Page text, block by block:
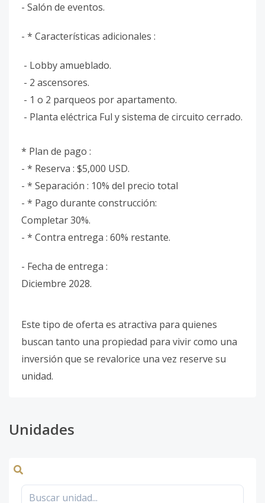
- Salón de eventos.
- * Características adicionales :
- Lobby amueblado.
- 2 ascensores.
- 1 o 2 parqueos por apartamento.
- Planta eléctrica Ful y sistema de circuito cerrado.
* Plan de pago :
- * Reserva : $5,000 USD.
- * Separación : 10% del precio total
- * Pago durante construcción:
Completar 30%.
- * Contra entrega : 60% restante.
- Fecha de entrega :
Diciembre 2028.
Este tipo de oferta es atractiva para quienes
buscan tanto una propiedad para vivir como una
inversión que se revalorice una vez reserve su
unidad.
Unidades